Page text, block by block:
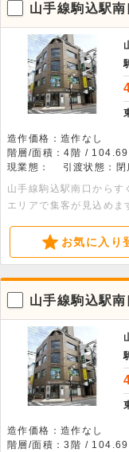
山手線駒込駅
食・外国籍不可
造作価格：造作なし
階層/面積：4階 /
現業態：
引渡状態：
山手線駒込駅南口からす
エリアで集客が見込め
せください。お気に入り
山手線駒込駅
食・外国籍不可
造作価格：造作なし
階層/面積：3階 /